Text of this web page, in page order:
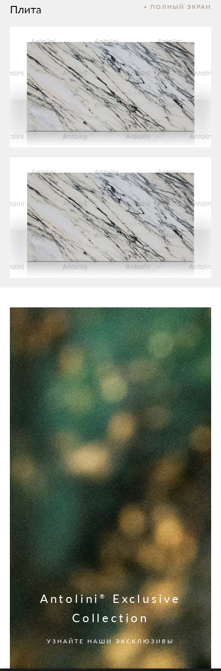
+ ПОЛНЫЙ ЭКРАН
Плита
Antolini® Exclusive
Collection
УЗНАЙТЕ НАШИ ЭКСКЛЮЗИВЫ